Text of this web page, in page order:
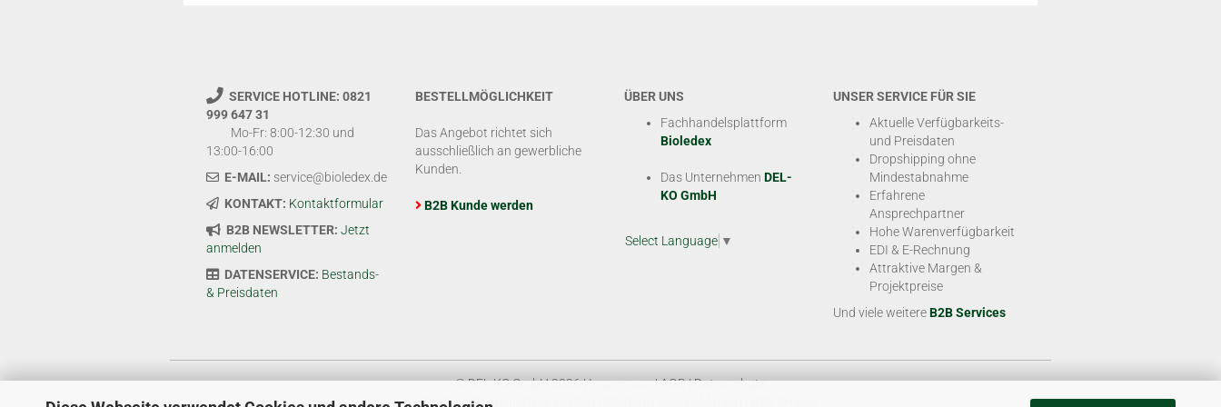
SERVICE HOTLINE: 0821
999 647 31
Mo-Fr: 8:00-12:30 und
13:00-16:00
E-MAIL: service@bioledex.de
KONTAKT: Kontaktformular
B2B NEWSLETTER: Jetzt
anmelden
DATENSERVICE: Bestands-
& Preisdaten
BESTELLMÖGLICHKEIT
Das Angebot richtet sich
ausschließlich an gewerbliche
Kunden.
B2B Kunde werden
ÜBER UNS
Fachhandelsplattform
Bioledex
Das Unternehmen DEL-
KO GmbH
Select Language ▼
UNSER SERVICE FÜR SIE
Aktuelle Verfügbarkeits-
und Preisdaten
Dropshipping ohne
Mindestabnahme
Erfahrene
Ansprechpartner
Hohe Warenverfügbarkeit
EDI & E-Rechnung
Attraktive Margen &
Projektpreise
Und viele weitereB2B Services
© DEL-KO GmbH 2026 |Impressum|AGB|Datenschutz
Kontakt|Vertriebspartner werden